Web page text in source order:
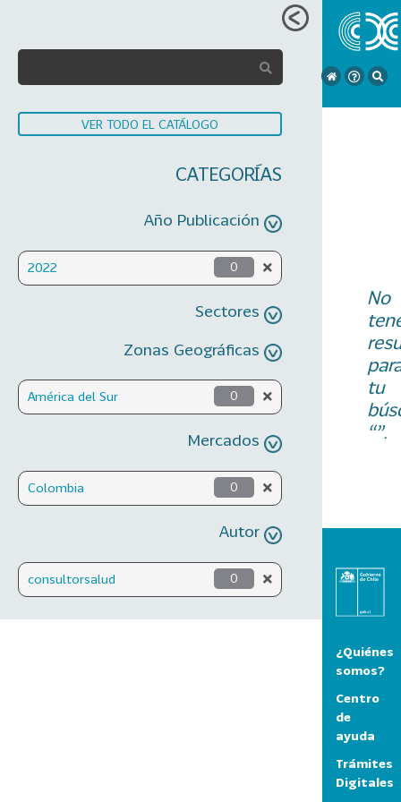
VER TODO EL CATÁLOGO
CATEGORÍAS
Año Publicación
2022 0
Sectores
Zonas Geográficas
América del Sur 0
Mercados
Colombia 0
Autor
consultorsalud 0
No
tu
“”.
¿Quiénes
somos?
Centro
de
ayuda
Trámites
Digitales